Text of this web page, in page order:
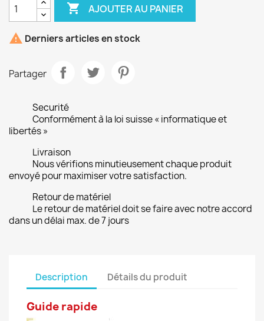
 AJOUTER AU PANIER
 Derniers articles en stock
Partager
Securité
Conformément à la loi suisse « informatique et
libertés »
Livraison
Nous vérifions minutieusement chaque produit
envoyé pour maximiser votre satisfaction.
Retour de matériel
Le retour de matériel doit se faire avec notre accord
dans un délai max. de 7 jours
Description Détails du produit
Guide rapide